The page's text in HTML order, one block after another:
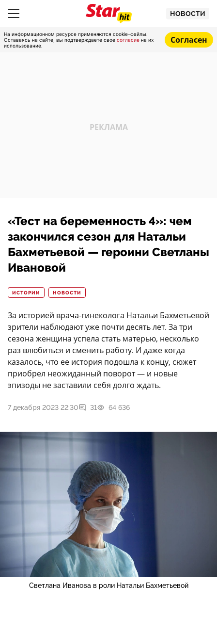
НОВОСТИ
На информационном ресурсе применяются cookie-файлы.
Оставаясь на сайте, вы подтверждаете свое согласие на их
использование.
Согласен
«Тест на беременность 4»: чем
закончился сезон для Натальи
Бахметьевой — героини Светланы
Ивановой
ИСТОРИИ НОВОСТИ
За историей врача-гинеколога Натальи Бахметьевой
зрители наблюдают уже почти десять лет. За три
сезона женщина успела стать матерью, несколько
раз влюбиться и сменить работу. И даже когда
казалось, что ее история подошла к концу, сюжет
приобрел неожиданный поворот — и новые
эпизоды не заставили себя долго ждать.
7 декабря 2023 22:30 31 64 636
Светлана Иванова в роли Натальи Бахметьевой